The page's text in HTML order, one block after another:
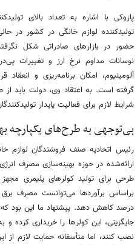
پازوکی با اشاره به تعداد بالای
تولیدکننده لوازم خانگی در کشور در
حضور در بازارهای صادراتی شکل
نوسانات مداوم نرخ ارز و تغییرات
آلومینیوم، امکان برنامه‌ریزی و انعقاد
گرفته است. به اعتقاد وی، دولت باید از
شرایط لازم برای فعالیت پایدار
بی‌توجهی به طرح‌های یکپارچه
رئیس اتحادیه صنف فروشندگان لوازم
طرحی برای تولید کولرهای پلیمری
درصد کاهش دهد. پیشنهاد ما این بود
جایگزینی، این کولرها را خریداری کرده
نصب کنند، اما متأسفانه حمایت لازم